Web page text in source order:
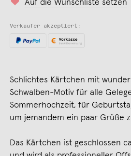
Auf die Wunschliste setzen
Verkäufer akzeptiert:
Schlichtes Kärtchen mit
Schwalben-Motiv für alle
Sommerhochzeit, für
um jemandem ein paar Grüße
Das Kärtchen ist geschlossen